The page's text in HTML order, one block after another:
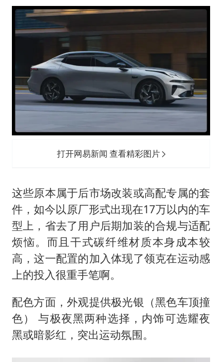
打开网易新闻 查看精彩图片
这些原本属于后市场改装或高配专属的套
件，如今以原厂形式出现在17万以内的车
型上，省去了用户后期加装的合规与适配
烦恼。而且干式碳纤维材质本身成本较
高，这一配置的加入体现了领克在运动感
上的投入很重手笔啊。
配色方面，外观提供极光银（黑色车顶撞
色） 与极夜黑两种选择，内饰可选耀夜
黑或暗影红，突出运动氛围。